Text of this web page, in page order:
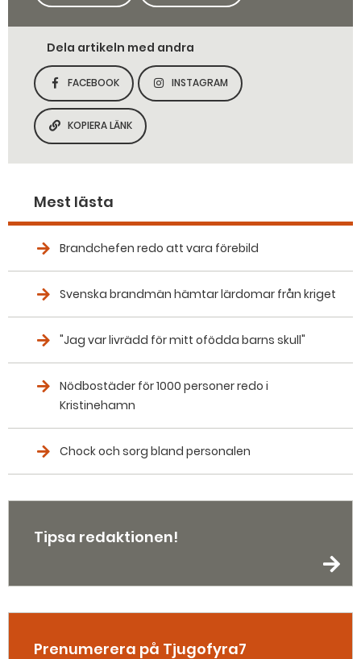
Dela artikeln med andra
DELA SIDAN PÅ
FACEBOOK
DELA SIDAN PÅ
INSTAGRAM
KOPIERA SIDANS LÄNK
KOPIERA LÄNK
Mest lästa
Brandchefen redo att vara förebild
Svenska brandmän hämtar lärdomar från kriget
"Jag var livrädd för mitt ofödda barns skull"
Nödbostäder för 1000 personer redo i
Kristinehamn
Chock och sorg bland personalen
Tipsa redaktionen!
Prenumerera på Tjugofyra7